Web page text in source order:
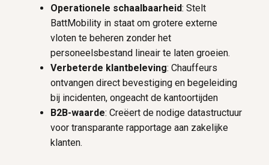
Operationele schaalbaarheid: Stelt
BattMobility in staat om grotere externe
vloten te beheren zonder het
personeelsbestand lineair te laten groeien.
Verbeterde klantbeleving: Chauffeurs
ontvangen direct bevestiging en begeleiding
bij incidenten, ongeacht de kantoortijden
B2B-waarde: Creëert de nodige datastructuur
voor transparante rapportage aan zakelijke
klanten.